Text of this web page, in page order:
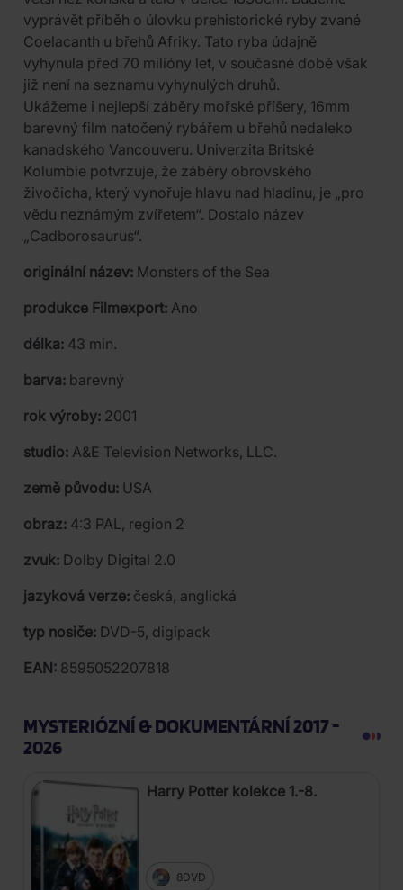
vyprávět příběh o úlovku prehistorické ryby zvané
Coelacanth u břehů Afriky. Tato ryba údajně
vyhynula před 70 milióny let, v současné době však
již není na seznamu vyhynulých druhů.
Ukážeme i nejlepší záběry mořské příšery, 16mm
barevný film natočený rybářem u břehů nedaleko
kanadského Vancouveru. Univerzita Britské
Kolumbie potvrzuje, že záběry obrovského
živočicha, který vynořuje hlavu nad hladinu, je „pro
vědu neznámým zvířetem“. Dostalo název
„Cadborosaurus“.
originální název: Monsters of the Sea
produkce Filmexport: Ano
délka: 43 min.
barva: barevný
rok výroby: 2001
studio: A&E Television Networks, LLC.
země původu: USA
obraz: 4:3 PAL, region 2
zvuk: Dolby Digital 2.0
jazyková verze: česká, anglická
typ nosiče: DVD-5, digipack
EAN: 8595052207818
MYSTERIÓZNÍ & DOKUMENTÁRNÍ 2017 -
2026
Harry Potter kolekce 1.-8.
8DVD